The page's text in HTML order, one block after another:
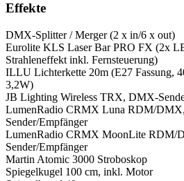
Effekte
DMX-Splitter / Merger (2 x in/6 x out)
Eurolite KLS Laser Bar PRO FX (2x
Strahleneffekt inkl. Fernsteuerung)
ILLU Lichterkette 20m (E27 Fassung,
3,2W)
JB Lighting Wireless TRX, DMX-
LumenRadio CRMX Luna RDM/
Sender/Empfänger
LumenRadio CRMX MoonLite RDM/
Sender/Empfänger
Martin Atomic 3000 Stroboskop
Spiegelkugel 100 cm, inkl. Motor